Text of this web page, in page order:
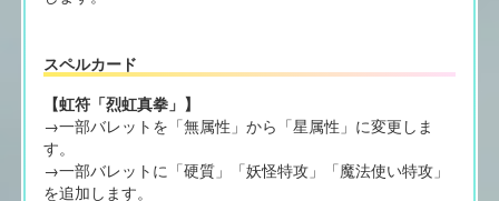
スペルカード
【虹符「烈虹真拳」】
→一部バレットを「無属性」から「星属性」に変更しま
す。
→一部バレットに「硬質」「妖怪特攻」「魔法使い特攻」
を追加します。